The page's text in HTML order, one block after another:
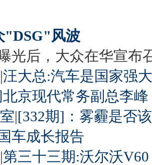
"DSG"风波
光后，大众在华宣布
|汪大总:汽车是国家强
京现代常务副总李峰
|[332期]：雾霾是否
车成长报告
|第三十三期:沃尔沃